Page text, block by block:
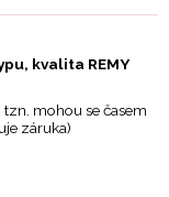
kvalita REMY
mohou se časem
záruka)